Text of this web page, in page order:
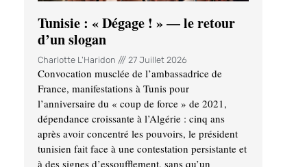
Tunisie : « Dégage ! » — le retour
d’un slogan
Charlotte L'Haridon 27 Juillet 2026
Convocation musclée de l’ambassadrice de
France, manifestations à Tunis pour
l’anniversaire du « coup de force » de 2021,
dépendance croissante à l’Algérie : cinq ans
après avoir concentré les pouvoirs, le président
tunisien fait face à une contestation persistante et
à des signes d’essoufflement, sans qu’un